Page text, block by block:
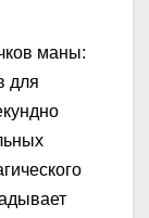
маны:
для